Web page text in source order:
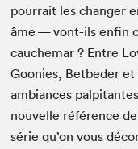
pour­rait les chang­er
âme — vont-ils enfin
cauchemar ? Entre
Goonies, Betbed­er
ambiances
nou­velle référence
série qu’on vous